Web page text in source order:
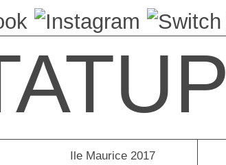
Ile Maurice 2017